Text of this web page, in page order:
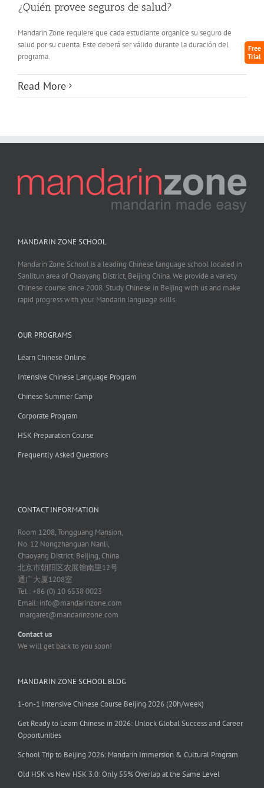
Free
Trial
¿Quién provee seguros de salud?
Mandarin Zone requiere que cada estudiante organice su seguro de
salud por su cuenta. Este deberá ser válido durante la duración del
programa.
Read More
MANDARIN ZONE SCHOOL
Mandarin Zone School is a leading Chinese language school located in
Sanlitun area of Chaoyang District, Beijing China. We provide a variety
Chinese course since 2008. Study Chinese in Beijing with us and make
rapid progress with your Mandarin language skills.
OUR PROGRAMS
Learn Chinese Online
Intensive Chinese Language Program
Chinese Summer Camp
Corporate Program
HSK Preparation Course
Frequently Asked Questions
CONTACT INFORMATION
Room 1208, Tongguang Mansion,
No. 12 Nongzhanguan Nanli,
Chaoyang District, Beijing, China
北京市朝阳区农展馆南里12号
通广大厦1208室
Tel.: +86 (0) 10 6538 0023
Email: info@mandarinzone.com
margaret@mandarinzone.com
Contact us
We will get back to you soon!
MANDARIN ZONE SCHOOL BLOG
1-on-1 Intensive Chinese Course Beijing 2026 (20h/week)
Get Ready to Learn Chinese in 2026: Unlock Global Success and Career
Opportunities
School Trip to Beijing 2026: Mandarin Immersion & Cultural Program
Old HSK vs New HSK 3.0: Only 55% Overlap at the Same Level